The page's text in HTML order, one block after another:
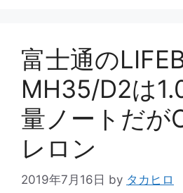
富士通の
MH35/D2は
量ノートだが
レロン
2019年7月16日 by タカヒロ